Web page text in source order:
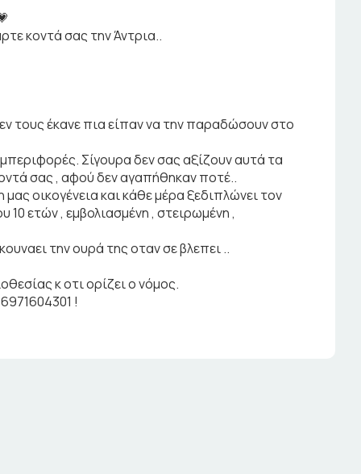
κοντά σας την Άντρια..
τους έκανε πια είπαν να την παραδώσουν στο
Σίγουρα δεν σας αξίζουν αυτά τα
σας , αφού δεν αγαπήθηκαν ποτέ..
μας οικογένεια και κάθε μέρα ξεδιπλώνει τον
ετών , εμβολιασμένη , στειρωμένη ,
την ουρά της οταν σε βλεπει ..
κ οτι ορίζει ο νόμος.
!